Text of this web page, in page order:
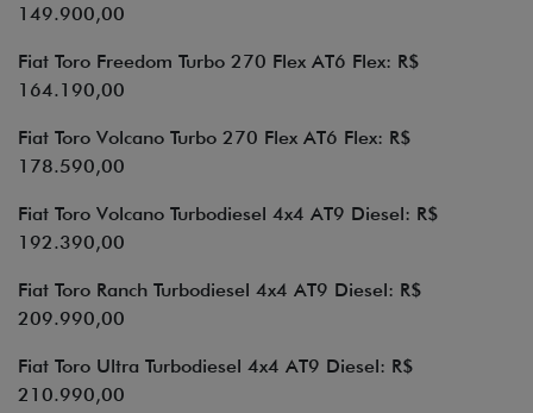
149.900,00
Fiat Toro Freedom Turbo 270 Flex AT6 Flex: R$
164.190,00
Fiat Toro Volcano Turbo 270 Flex AT6 Flex: R$
178.590,00
Fiat Toro Volcano Turbodiesel 4x4 AT9 Diesel: R$
192.390,00
Fiat Toro Ranch Turbodiesel 4x4 AT9 Diesel: R$
209.990,00
Fiat Toro Ultra Turbodiesel 4x4 AT9 Diesel: R$
210.990,00